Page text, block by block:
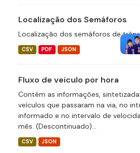
Localização dos Semáforos
Localização dos semáforos de
CSV PDF JSON
Fluxo de veiculo por hora
Contém as informações,
veículos que passaram na via, no
informado e no intervalo de
mês. (Descontinuado)...
CSV JSON